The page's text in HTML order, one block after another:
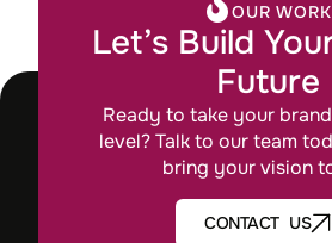
OUR WORK
Let’s Build
Future
Ready to take your
level? Talk to our team
bring your vision
CONTACT US